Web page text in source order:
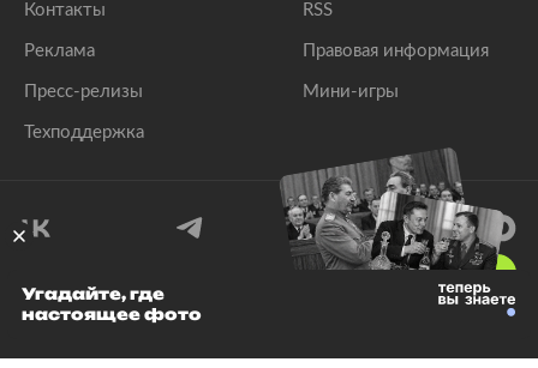
Контакты
Реклама
Пресс-релизы
Техподдержка
RSS
Правовая информация
Мини-игры
© 1999–2026 Все права защищены.
Угадайте, где
настоящее фото